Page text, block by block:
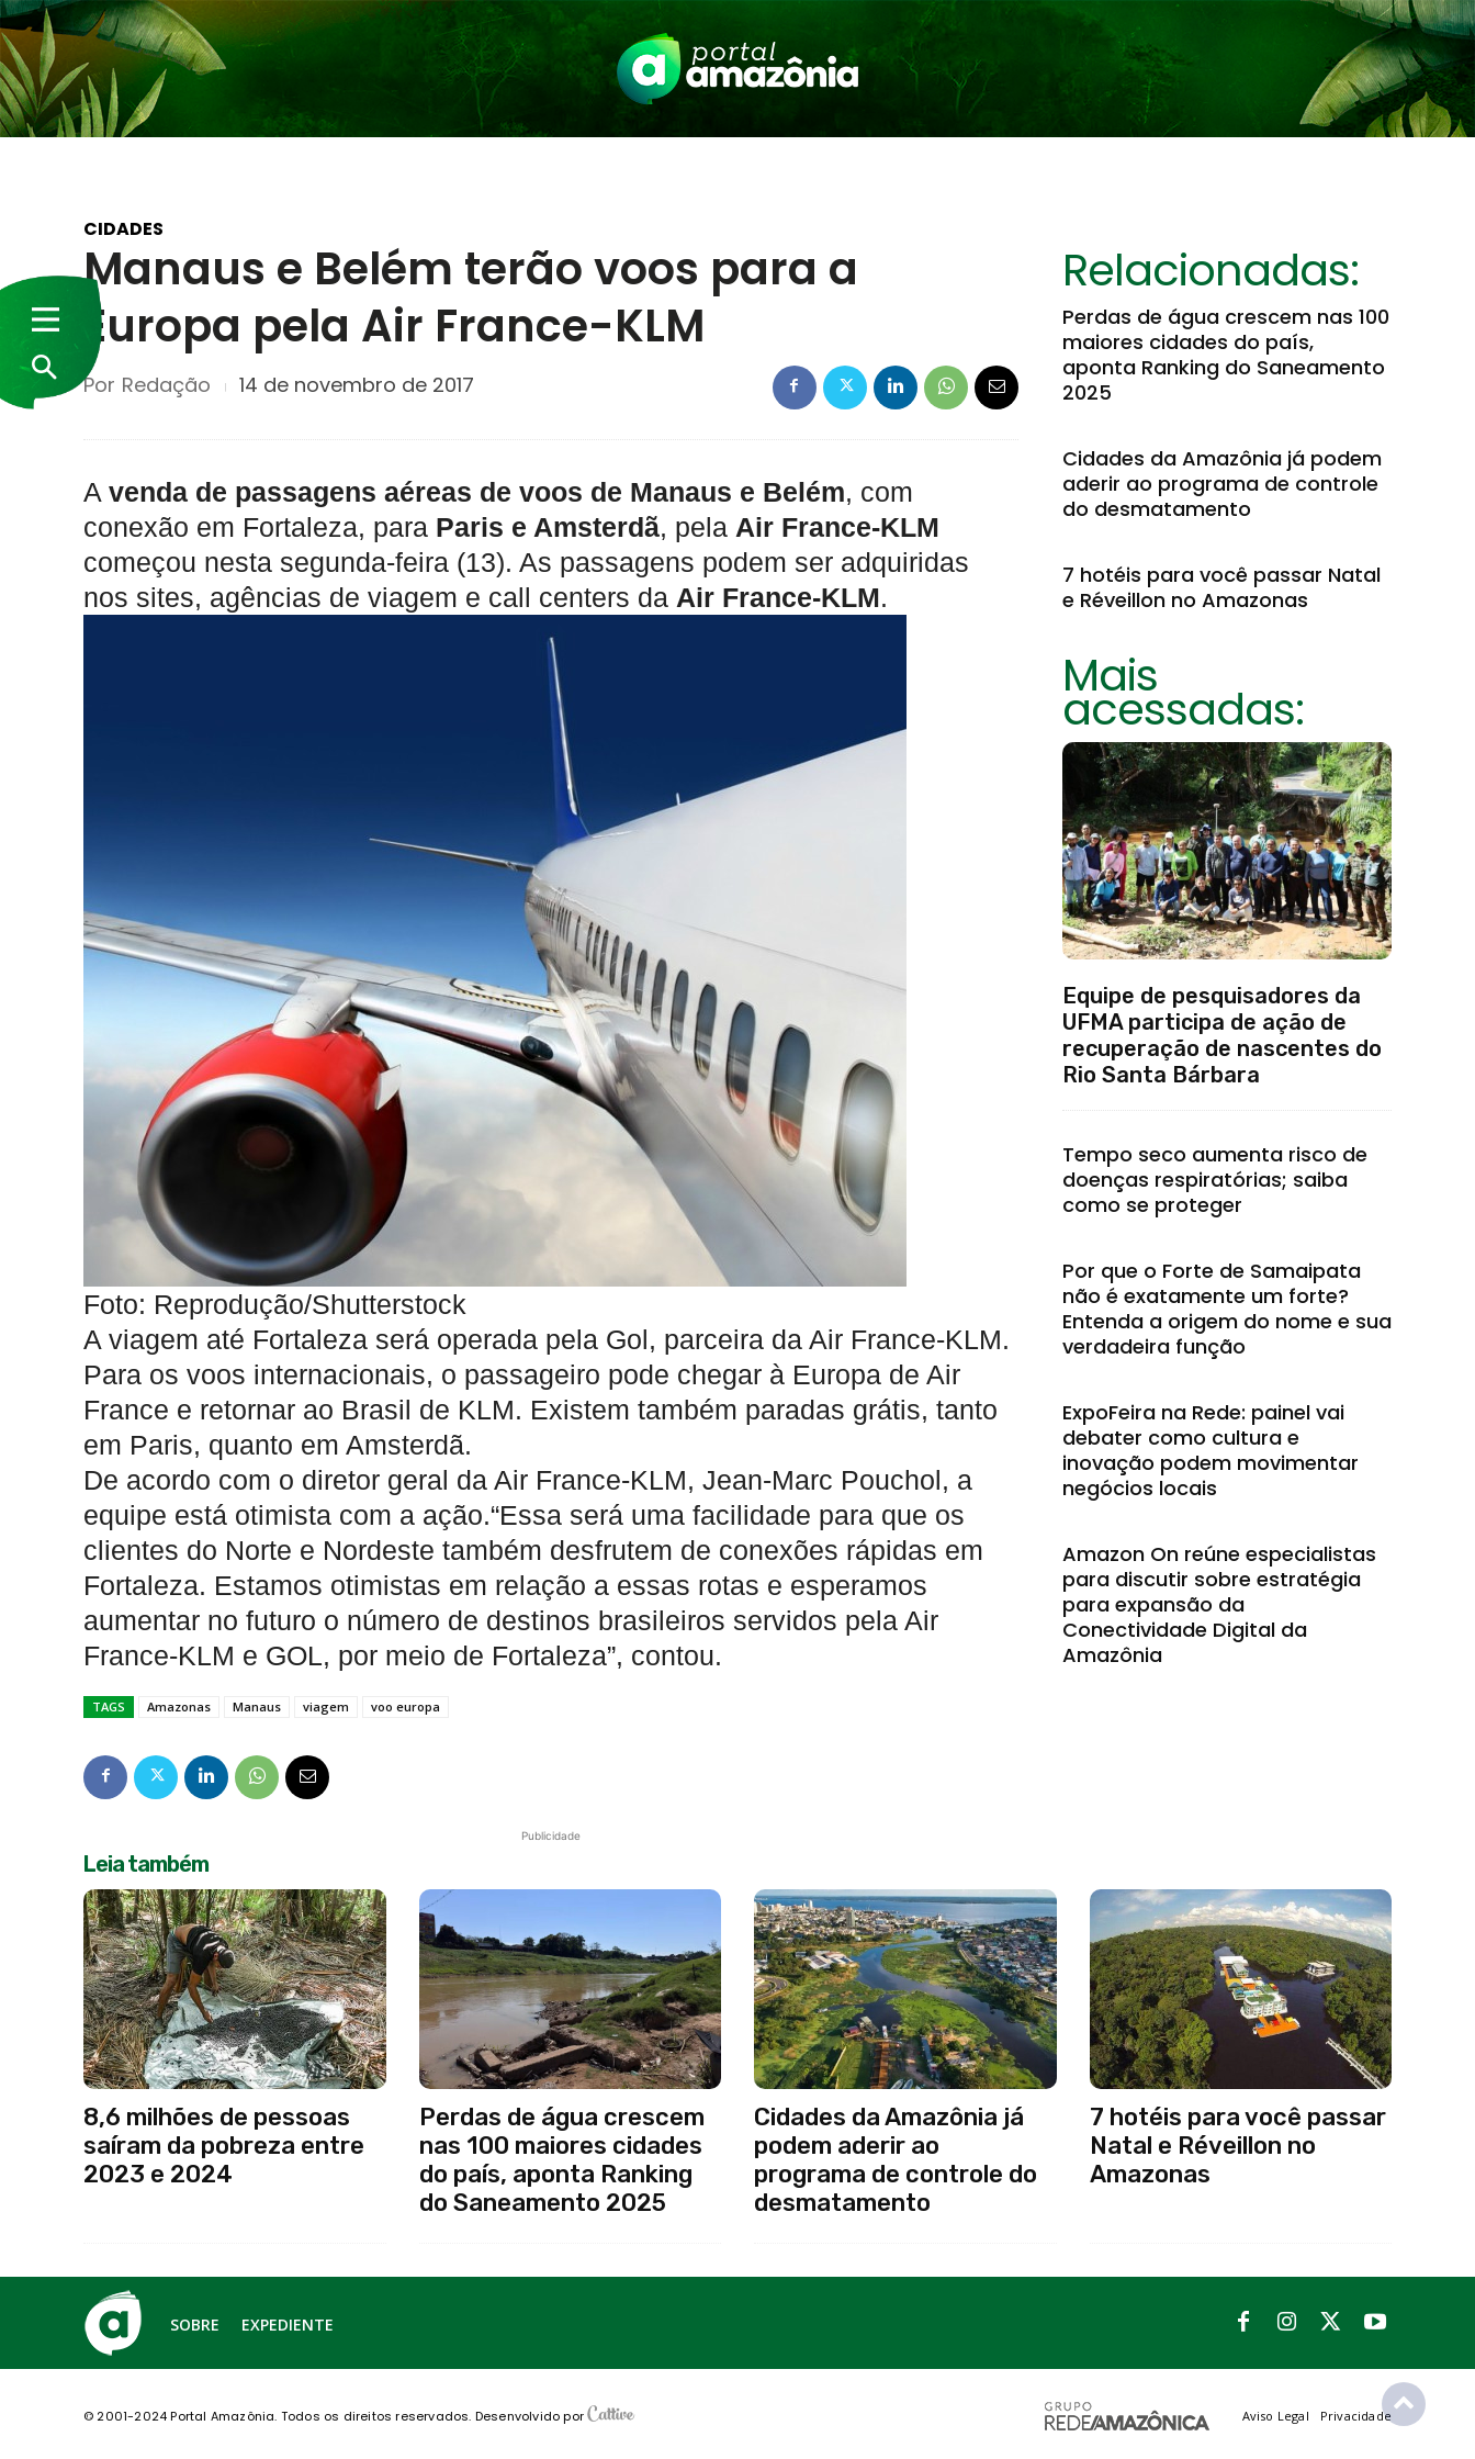
CIDADES
Manaus e Belém terão voos para a
Europa pela Air France-KLM
Por Redação 14 de novembro de 2017
A venda de passagens aéreas de voos de Manaus e Belém, com
conexão em Fortaleza, para Paris e Amsterdã, pela Air France-KLM
começou nesta segunda-feira (13). As passagens podem ser adquiridas
nos sites, agências de viagem e call centers da Air France-KLM.
Foto: Reprodução/Shutterstock
A viagem até Fortaleza será operada pela Gol, parceira da Air France-KLM.
Para os voos internacionais, o passageiro pode chegar à Europa de Air
France e retornar ao Brasil de KLM. Existem também paradas grátis, tanto
em Paris, quanto em Amsterdã.
De acordo com o diretor geral da Air France-KLM, Jean-Marc Pouchol, a
equipe está otimista com a ação.“Essa será uma facilidade para que os
clientes do Norte e Nordeste também desfrutem de conexões rápidas em
Fortaleza. Estamos otimistas em relação a essas rotas e esperamos
aumentar no futuro o número de destinos brasileiros servidos pela Air
France-KLM e GOL, por meio de Fortaleza”, contou.
TAGS Amazonas Manaus viagem voo europa
Publicidade
Relacionadas:
Perdas de água crescem nas 100
maiores cidades do país,
aponta Ranking do Saneamento
2025
Cidades da Amazônia já podem
aderir ao programa de controle
do desmatamento
7 hotéis para você passar Natal
e Réveillon no Amazonas
Mais
acessadas:
Equipe de pesquisadores da
UFMA participa de ação de
recuperação de nascentes do
Rio Santa Bárbara
Tempo seco aumenta risco de
doenças respiratórias; saiba
como se proteger
Por que o Forte de Samaipata
não é exatamente um forte?
Entenda a origem do nome e sua
verdadeira função
ExpoFeira na Rede: painel vai
debater como cultura e
inovação podem movimentar
negócios locais
Amazon On reúne especialistas
para discutir sobre estratégia
para expansão da
Conectividade Digital da
Amazônia
Leia também
8,6 milhões de pessoas
saíram da pobreza entre
2023 e 2024
Perdas de água crescem
nas 100 maiores cidades
do país, aponta Ranking
do Saneamento 2025
Cidades da Amazônia já
podem aderir ao
programa de controle do
desmatamento
7 hotéis para você passar
Natal e Réveillon no
Amazonas
SOBRE EXPEDIENTE
© 2001-2024 Portal Amazônia. Todos os direitos reservados. Desenvolvido por Aviso Legal Privacidade